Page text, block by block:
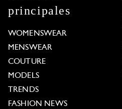
principales
WOMENSWEAR
MENSWEAR
COUTURE
MODELS
TRENDS
FASHION NEWS